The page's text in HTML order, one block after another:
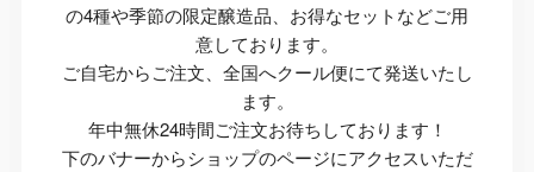
の4種や季節の限定醸造品、お得なセットなどご用
意しております。
ご自宅からご注文、全国へクール便にて発送いたし
ます。
年中無休24時間ご注文お待ちしております！
下のバナーからショップのページにアクセスいただ